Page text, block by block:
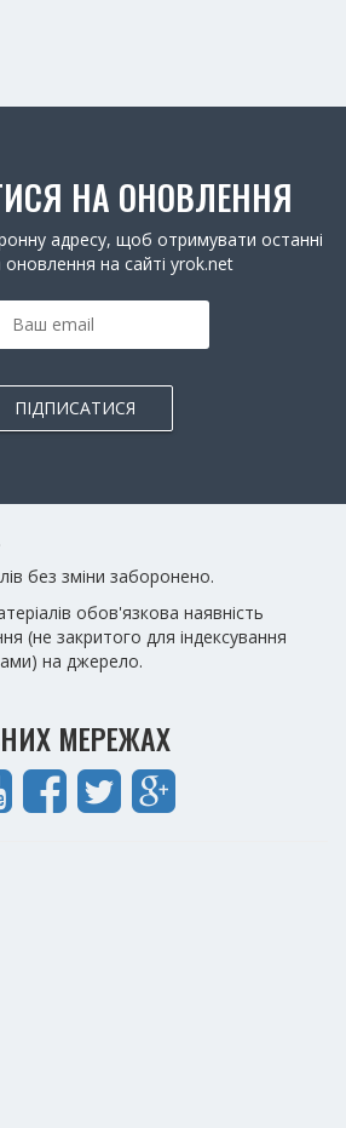
НА ОНОВЛЕННЯ
адресу, щоб отримувати останні
на сайті yrok.net
ПІДПИСАТИСЯ
без зміни заборонено.
обов'язкова наявність
(не закритого для індексування
на джерело.
МЕРЕЖАХ